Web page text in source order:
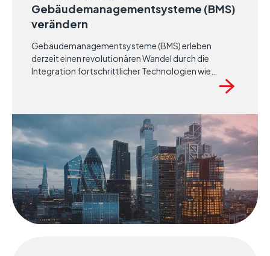
Gebäudemanagementsysteme (BMS)
verändern
Gebäudemanagementsysteme (BMS) erleben
derzeit einen revolutionären Wandel durch die
Integration fortschrittlicher Technologien wie
Künstliche Intelligenz (KI), Maschinelles Lernen (ML),